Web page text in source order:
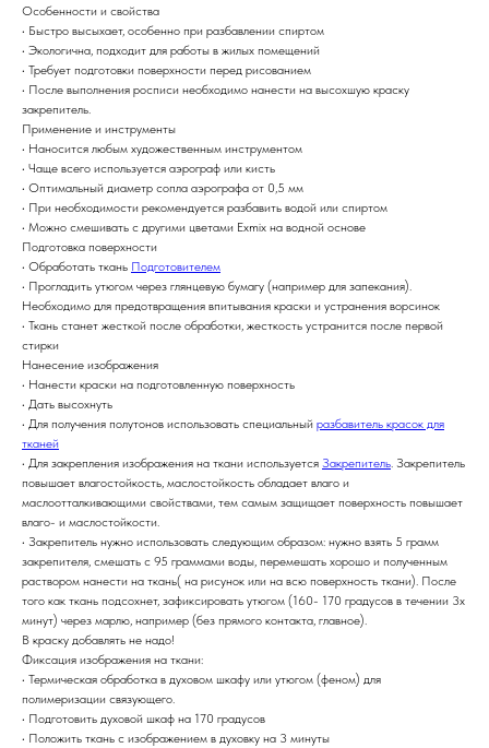
Особенности и свойства
• Быстро высыхает, особенно при разбавлении спиртом
• Экологична, подходит для работы в жилых помещений
• Требует подготовки поверхности перед рисованием
• После выполнения росписи необходимо нанести на высохшую краску
закрепитель.
Применение и инструменты
• Наносится любым художественным инструментом
• Чаще всего используется аэрограф или кисть
• Оптимальный диаметр сопла аэрографа от 0,5 мм
• При необходимости рекомендуется разбавить водой или спиртом
• Можно смешивать с другими цветами Exmix на водной основе
Подготовка поверхности
• Обработать ткань Подготовителем
• Прогладить утюгом через глянцевую бумагу (например для запекания).
Необходимо для предотвращения впитывания краски и устранения ворсинок
• Ткань станет жесткой после обработки, жесткость устранится после первой
стирки
Нанесение изображения
• Нанести краски на подготовленную поверхность
• Дать высохнуть
• Для получения полутонов использовать специальный разбавитель красок для
тканей
• Для закрепления изображения на ткани используется Закрепитель. Закрепитель
повышает влагостойкость, маслостойкость обладает влаго и
маслоотталкивающими свойствами, тем самым защищает поверхность повышает
влаго- и маслостойкости.
• Закрепитель нужно использовать следующим образом: нужно взять 5 грамм
закрепителя, смешать с 95 граммами воды, перемешать хорошо и полученным
раствором нанести на ткань( на рисунок или на всю поверхность ткани). После
того как ткань подсохнет, зафиксировать утюгом (160- 170 градусов в течении 3х
минут) через марлю, например (без прямого контакта, главное).
В краску добавлять не надо!
Фиксация изображения на ткани:
• Термическая обработка в духовом шкафу или утюгом (феном) для
полимеризации связующего.
• Подготовить духовой шкаф на 170 градусов
• Положить ткань с изображением в духовку на 3 минуты